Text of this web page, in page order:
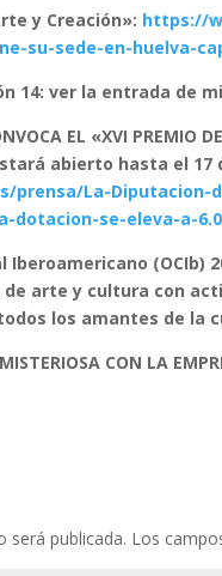
y Creación»: https://
su-sede-en-huelva-
14: ver la entrada de
EL «XVI PREMIO
abierto hasta el 17
prensa/La-Diputacion-
dotacion-se-eleva-a-
Iberoamericano
arte y cultura con
los amantes de la
CON LA
será publicada. Los